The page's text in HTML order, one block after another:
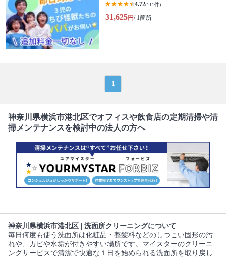
4.72(111件)
31,625円/ 1箇所
1
神奈川県横浜市港北区でオフィスや飲食店の定期清掃や清
掃メンテナンスを検討中の法人の方へ
神奈川県横浜市港北区 | 洗面所クリーニングについて
毎日何度も使う洗面所は化粧品・整髪料などのしつこい固形の汚
れや、カビや水垢が付きやすい場所です。マイスターのクリーニ
ングサービスで清潔で快適な１日を始められる洗面所を取り戻し